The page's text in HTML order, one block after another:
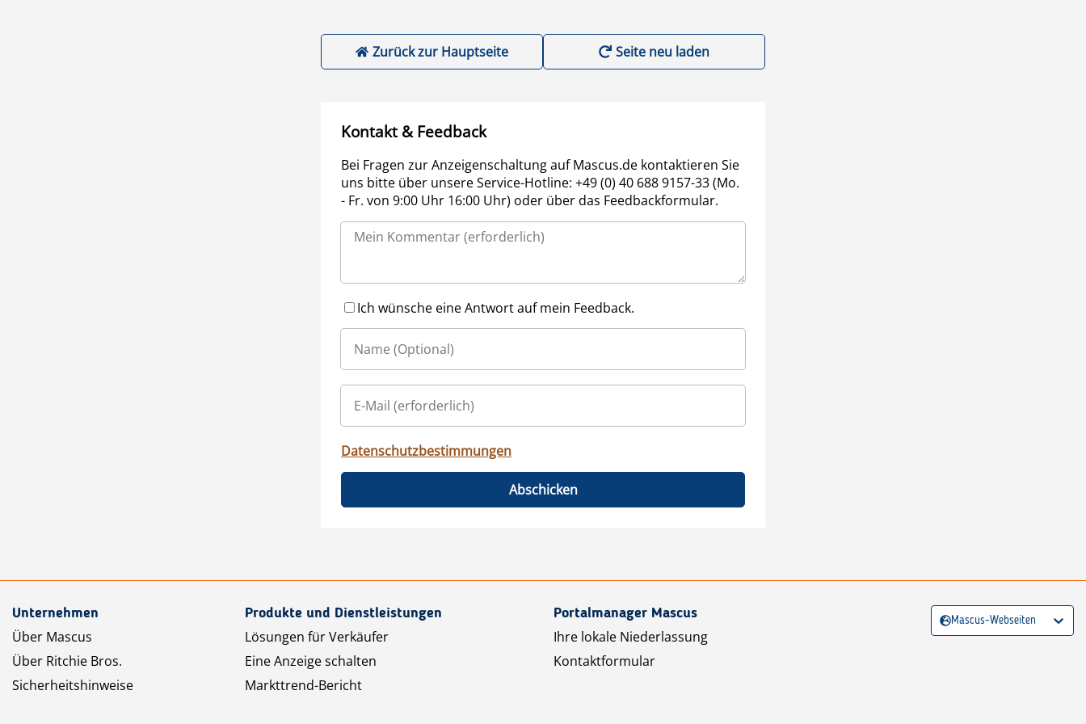
Zurück zur Hauptseite Seite neu laden
Kontakt & Feedback
Bei Fragen zur Anzeigenschaltung auf Mascus.de kontaktieren Sie
uns bitte über unsere Service-Hotline: +49 (0) 40 688 9157-33 (Mo.
- Fr. von 9:00 Uhr 16:00 Uhr) oder über das Feedbackformular.
Ich wünsche eine Antwort auf mein Feedback.
Datenschutzbestimmungen
Abschicken
Unternehmen
Über Mascus
Über Ritchie Bros.
Sicherheitshinweise
Produkte und Dienstleistungen
Lösungen für Verkäufer
Eine Anzeige schalten
Markttrend-Bericht
Portalmanager Mascus
Ihre lokale Niederlassung
Kontaktformular
Mascus-Webseiten